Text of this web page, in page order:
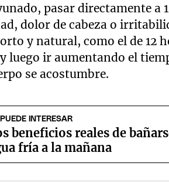
pasar directamente a
dolor de cabeza o
y natural, como el de 12
luego ir aumentando el
se acostumbre.
INTERESAR
beneficios reales de
fría a la mañana